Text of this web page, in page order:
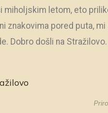
miholjskim letom, eto
znakovima pored puta,
Dobro došli na Stražilovo.